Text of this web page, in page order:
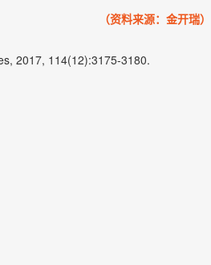
（资料来源：金开瑞）
2017, 114(12):3175-3180.